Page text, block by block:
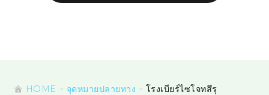
HOME จุดหมายปลายทาง โรงเบียร์ไซโจทสึรุ